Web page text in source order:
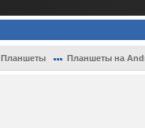
Планшеты Планшеты на